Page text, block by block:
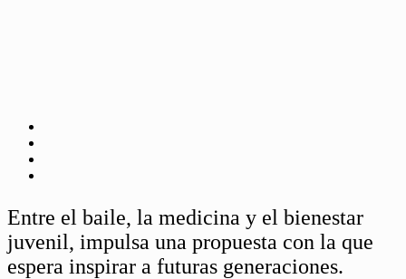
Entre el baile, la medicina y el bienestar
juvenil, impulsa una propuesta con la que
espera inspirar a futuras generaciones.